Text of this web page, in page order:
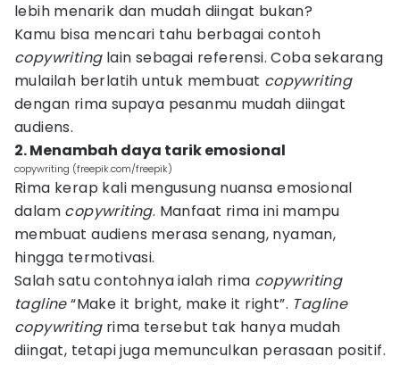
lebih menarik dan mudah diingat bukan?
Kamu bisa mencari tahu berbagai contoh
copywritinglain sebagai referensi. Coba sekarang
mulailah berlatih untuk membuat copywriting
dengan rima supaya pesanmu mudah diingat
audiens.
2. Menambah daya tarik emosional
copywriting (freepik.com/freepik)
Rima kerap kali mengusung nuansa emosional
dalam copywriting. Manfaat rima ini mampu
membuat audiens merasa senang, nyaman,
hingga termotivasi.
Salah satu contohnya ialah rima copywriting
tagline“Make it bright, make it right”. Tagline
copywritingrima tersebut tak hanya mudah
diingat, tetapi juga memunculkan perasaan positif.